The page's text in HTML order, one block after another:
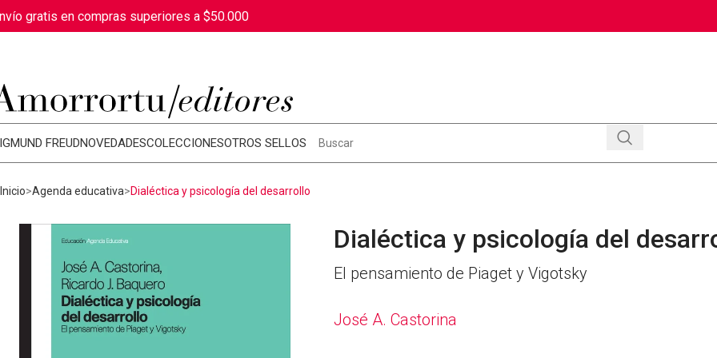
gratis en compras superiores a $50.000
FREUDNOVEDADESCOLECCIONESOTROS SELLOS
Inicio Agenda educativa Dialéctica y psicología del desarrollo
Dialéctica y psicología del
El pensamiento de Piaget y Vigotsky
José A. Castorina